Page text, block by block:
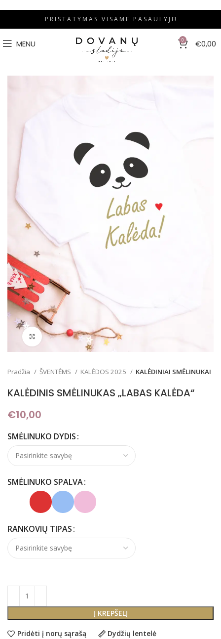
P R I S T A T Y M A S V I S A M E P A S A U L Y J E!
MENU 0 €0,00
Padidinti
Pradžia ŠVENTĖMS KALĖDOS 2025 KALĖDINIAI SMĖLINUKAI
KALĖDINIS SMĖLINUKAS „LABAS KALĖDA“
€10,00
SMĖLINUKO DYDIS
SMĖLINUKO SPALVA
RANKOVIŲ TIPAS
Į KREPŠELĮ
Pridėti į norų sąrašą Dydžių lentelė